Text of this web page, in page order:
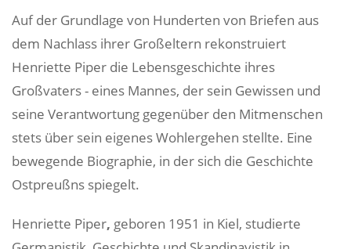
Auf der Grundlage von Hunderten von Briefen aus
dem Nachlass ihrer Großeltern rekonstruiert
Henriette Piper die Lebensgeschichte ihres
Großvaters - eines Mannes, der sein Gewissen und
seine Verantwortung gegenüber den Mitmenschen
stets über sein eigenes Wohlergehen stellte. Eine
bewegende Biographie, in der sich die Geschichte
Ostpreußns spiegelt.
Henriette Piper, geboren 1951 in Kiel, studierte